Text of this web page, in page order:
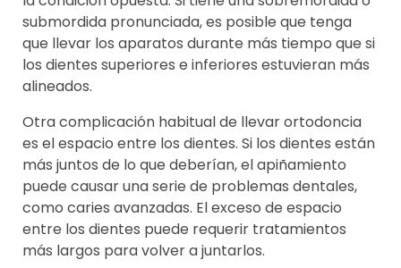
submordida pronunciada, es posible que tenga
que llevar los aparatos durante más tiempo que si
los dientes superiores e inferiores estuvieran más
alineados.
Otra complicación habitual de llevar ortodoncia
es el espacio entre los dientes. Si los dientes están
más juntos de lo que deberían, el apiñamiento
puede causar una serie de problemas dentales,
como caries avanzadas. El exceso de espacio
entre los dientes puede requerir tratamientos
más largos para volver a juntarlos.